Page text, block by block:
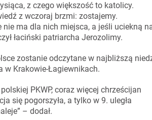
z czego większość to katolicy.
z wczoraj brzmi: zostajemy.
ma dla nich miejsca, a jeśli uciekną
łaciński patriarcha Jerozolimy.
zostanie odczytane w najbliższą
w Krakowie-Łagiewnikach.
PKWP, coraz więcej chrześcijan
się pogorszyła, a tylko w 9. uległa
– dodał.